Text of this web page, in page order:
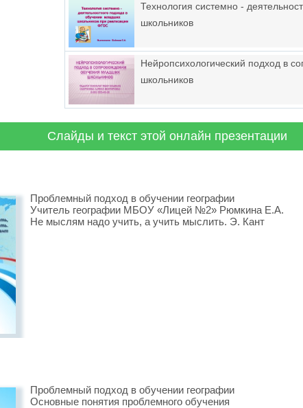
Технология системно -
школьников
Нейропсихологический подход в
школьников
Слайды и текст этой онлайн презентации
Проблемный подход в обучении географии
Учитель географии МБОУ «Лицей №2» Рюмкина Е.А.
Не мыслям надо учить, а учить мыслить. Э. Кант
Проблемный подход в обучении географии
Основные понятия проблемного обучения